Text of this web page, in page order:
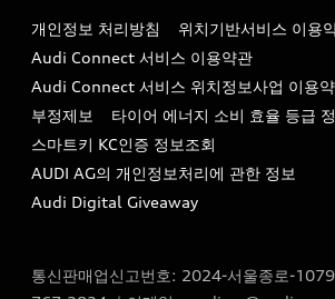
서비스 센터
서비스 프로그램
아우디 e-tron 케어 프로그램
사설수리업체를 위한 권고사항
아우디코리아 소개
아우디 스토리
아우디 브랜드 히스토리
quattro 시스템
이메일 : audi_m@audi-ccc.co.kr
개인정보 처리방침
위치기반서비스 이용
Audi Connect 서비스 이용약관
Audi Connect 서비스 위치정보사업 이용
부정제보
타이어 에너지 소비 효율 등급
스마트키 KC인증 정보조회
AUDI AG의 개인정보처리에 관한 정보
Audi Digital Giveaway
통신판매업신고번호: 2024-서울종로-